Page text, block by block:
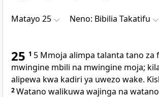
Matayo 25 Neno: Bibilia Takatifu
25 1 5 Mmoja alimpa talanta tano za
mwingine mbili na mwingine moja;
alipewa kwa kadiri ya uwezo wake.
2Watano walikuwa wajinga na